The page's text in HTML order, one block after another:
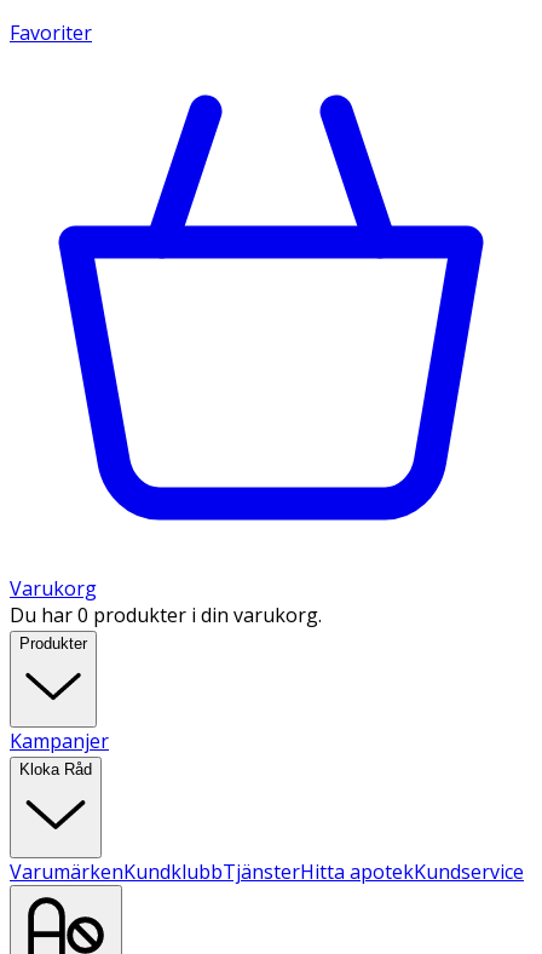
Favoriter
Varukorg
Du har 0 produkter i din varukorg.
Produkter
Kampanjer
Kloka Råd
VarumärkenKundklubbTjänsterHitta apotekKundservice